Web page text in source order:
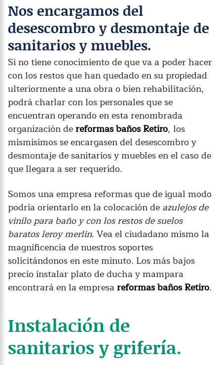
Nos encargamos del
desescombro y desmontaje de
sanitarios y muebles.
Si no tiene conocimiento de que va a poder hacer
con los restos que han quedado en su propiedad
ulteriormente a una obra o bien rehabilitación,
podrá charlar con los personales que se
encuentran operando en esta renombrada
organización dereformas baños Retiro, los
mismísimos se encargasen del desescombro y
desmontaje de sanitarios y muebles en el caso de
que llegara a ser requerido.
Somos una empresa reformas que de igual modo
podría orientarlo en la colocación de azulejos de
vinilo para baño y con los restos de suelos
baratos leroy merlin. Vea el ciudadano mismo la
magnificencia de nuestros soportes
solicitándonos en este minuto. Los más bajos
precio instalar plato de ducha y mampara
encontrará en la empresareformas baños Retiro.
Instalación de
sanitarios y grifería.